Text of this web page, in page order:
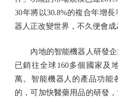
30年將以30.8%的複合年增
器人正改變世界，不久便會成
內地的智能機器人研發企
已銷往全球160多個國家及
萬。智能機器人的產品功能
的，可加快醫藥用品的研發